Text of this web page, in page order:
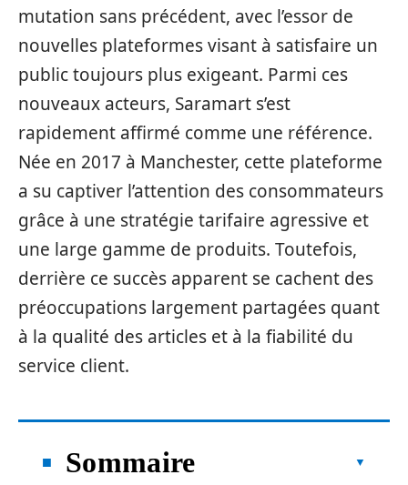
mutation sans précédent, avec l’essor de
nouvelles plateformes visant à satisfaire un
public toujours plus exigeant. Parmi ces
nouveaux acteurs, Saramart s’est
rapidement affirmé comme une référence.
Née en 2017 à Manchester, cette plateforme
a su captiver l’attention des consommateurs
grâce à une stratégie tarifaire agressive et
une large gamme de produits. Toutefois,
derrière ce succès apparent se cachent des
préoccupations largement partagées quant
à la qualité des articles et à la fiabilité du
service client.
Sommaire